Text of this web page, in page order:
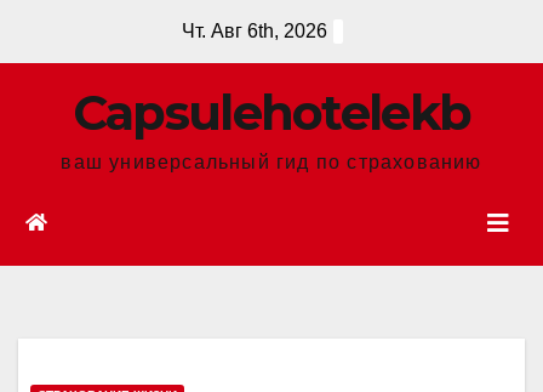
Чт. Авг 6th, 2026
Сapsulehotelekb
ваш универсальный гид по страхованию